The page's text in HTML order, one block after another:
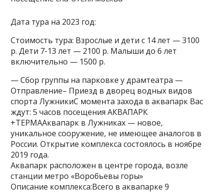
Дата тура на 2023 год:
Стоимость тура: Взрослые и дети с 14 лет — 3100
р. Дети 7-13 лет — 2100 р. Малыши до 6 лет
включительно — 1500 р.
— Сбор группы на парковке у драмтеатра —
Отправление– Приезд в дворец водных видов
спорта ЛужникиС момента захода в аквапарк Вас
ждут: 5 часов посещения АКВАПАРК
+ТЕРМААквапарк в Лужниках — новое,
уникальное сооружение, не имеющее аналогов в
России. Открытие комплекса состоялось в ноябре
2019 года.
Аквапарк расположен в центре города, возле
станции метро «Воробьевы горы»
Описание комплекса:Всего в аквапарке 9